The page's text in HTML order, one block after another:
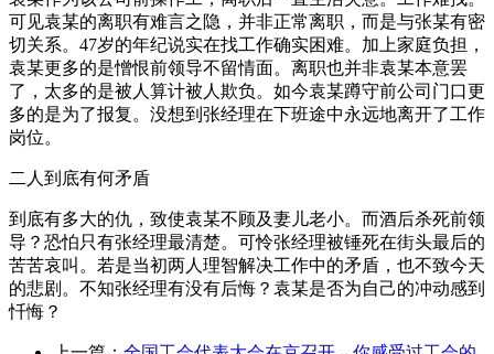
可见袁某的离职有难言之隐，并非正常离职，而是与张某有密
切关系。47岁的年纪说实在找工作确实困难。加上家庭负担，
袁某更多的是憎恨前领导不留情面。离职也并非袁某本意罢
了，太多的是被人算计被人欺负。如今袁某蹲守前公司门口更
多的是为了报复。没想到张经理在下班途中永远地离开了工作
岗位。
二人到底有何矛盾
到底有多大的仇，致使袁某不顾及妻儿老小。而酒后杀死前领
导？恐怕只有张经理最清楚。可怜张经理被锤死在街头最后的
苦苦哀叫。若是当初两人理智解决工作中的矛盾，也不致今天
的悲剧。不知张经理有没有后悔？袁某是否为自己的冲动感到
忏悔？